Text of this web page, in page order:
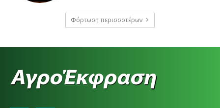
Φόρτωση περισσοτέρων